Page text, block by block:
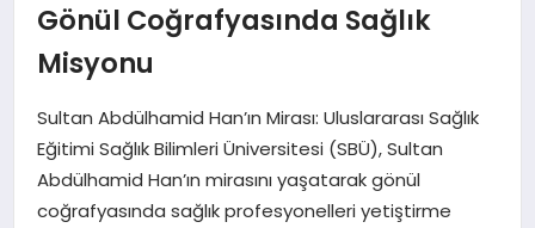
SPOR
TEKNOLOJİ
Gönül Coğrafyasında Sağlık
Misyonu
Sultan Abdülhamid Han’ın Mirası: Uluslararası Sağlık
Eğitimi Sağlık Bilimleri Üniversitesi (SBÜ), Sultan
Abdülhamid Han’ın mirasını yaşatarak gönül
coğrafyasında sağlık profesyonelleri yetiştirme